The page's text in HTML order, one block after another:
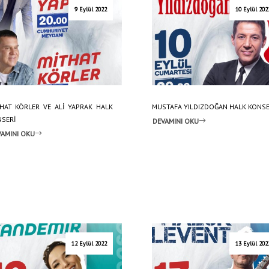
9 Eylül 2022
KÖRLER VE ALİ YAPRAK HALK
OKU
10 Eylül
MUSTAFA YILDIZDOĞAN HALK
DEVAMINI OKU
12 Eylül 2022 13 Eylül